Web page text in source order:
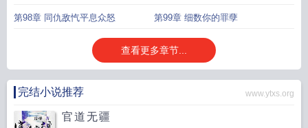
第98章 同仇敌忾平息众怒 第99章 细数你的罪孽
查看更多章节...
完结小说推荐 www.ytxs.org
官道无疆